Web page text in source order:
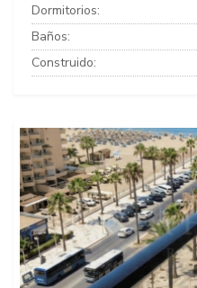
Dormitorios:
Baños:
Construido: